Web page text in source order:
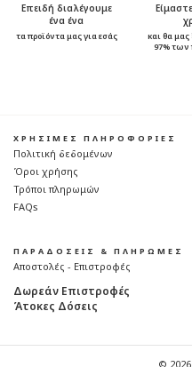
Επειδή διαλέγουμε
ένα ένα
τα προϊόντα μας για εσάς
και θα μας
97%
ΧΡΗΣΙΜΕΣ ΠΛΗΡΟΦΟΡΙΕΣ
Πολιτική δεδομένων
Όροι χρήσης
Τρόποι πληρωμών
FAQs
ΠΑΡΑΔΟΣΕΙΣ & ΠΛΗΡΩΜΕΣ
Αποστολές - Επιστροφές
Δωρεάν Επιστροφές
Άτοκες Δόσεις
© 2026